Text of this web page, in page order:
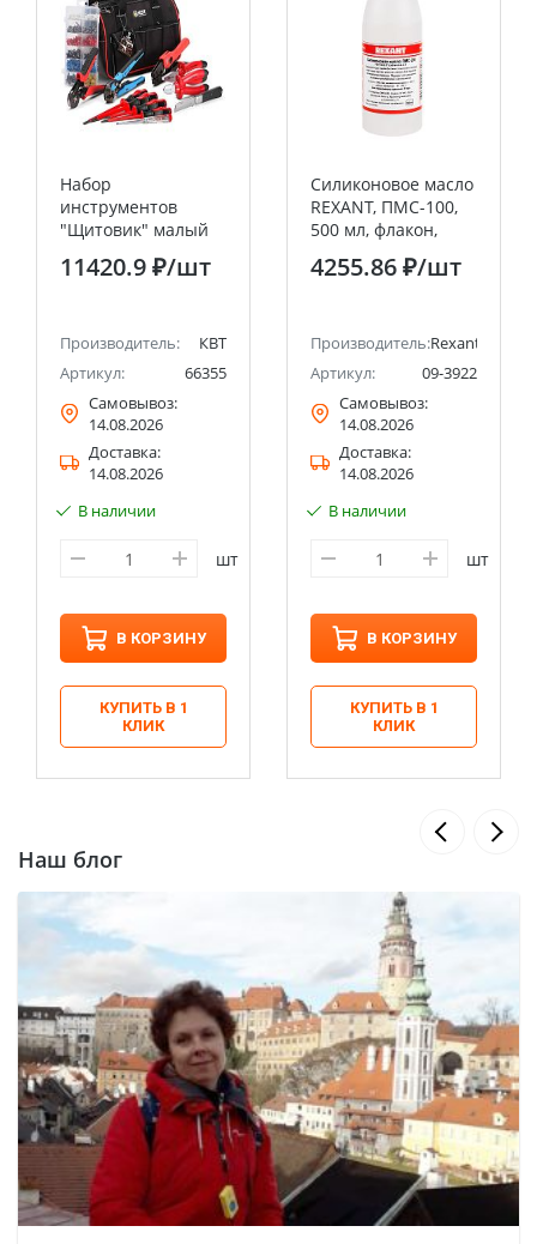
Набор
инструментов
"Щитовик" малый
НИЭ-03 КВТ
11420.9 ₽/шт
Производитель:
КВТ
Артикул:
66355
Самовывоз:
14.08.2026
Доставка:
14.08.2026
В наличии
шт
В КОРЗИНУ
КУПИТЬ В 1
КЛИК
Силиконовое масло
REXANT, ПМС-100,
500 мл, флакон,
(Полиметилсилоксан)
4255.86 ₽/шт
Производитель:Rexant
Артикул:
09-3922
Самовывоз:
14.08.2026
Доставка:
14.08.2026
В наличии
шт
В КОРЗИНУ
КУПИТЬ В 1
КЛИК
Наш блог